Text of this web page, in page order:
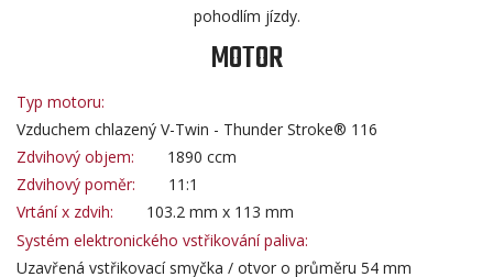
pohodlím jízdy.
MOTOR
Typ motoru:
Vzduchem chlazený V-Twin - Thunder Stroke® 116
Zdvihový objem:
1890 ccm
Zdvihový poměr:
11:1
Vrtání x zdvih:
103.2 mm x 113 mm
Systém elektronického vstřikování paliva:
Uzavřená vstřikovací smyčka / otvor o průměru 54 mm